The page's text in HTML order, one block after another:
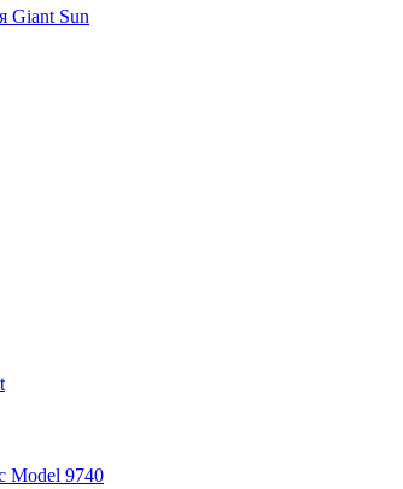
Giant Sun
Model 9740